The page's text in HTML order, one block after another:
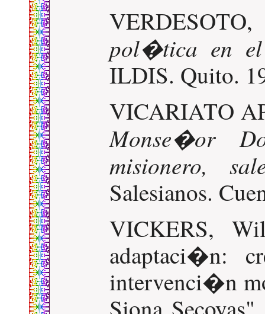
pol�tica en el
ILDIS. Quito.
VICARIATO
Monse�or
misionero,
Salesianos.
VICKERS,
adaptaci�n:
intervenci�n